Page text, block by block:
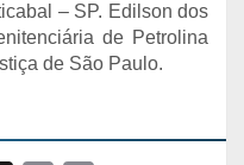
– SP. Edilson dos
de Petrolina
de São Paulo.